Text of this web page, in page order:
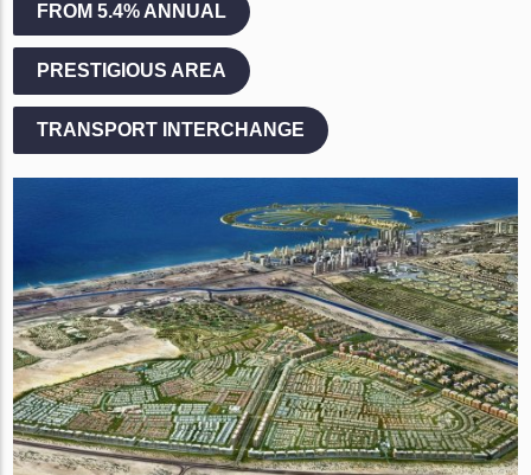
FROM 5.4% ANNUAL
PRESTIGIOUS AREA
TRANSPORT INTERCHANGE